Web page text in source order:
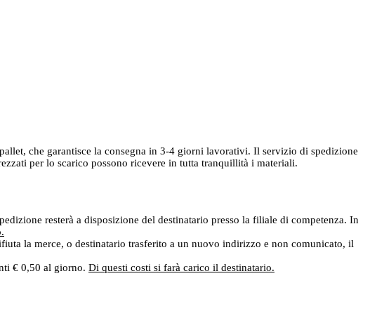
che garantisce la consegna in 3-4 giorni lavorativi. Il servizio di spedizione
per lo scarico possono ricevere in tutta tranquillità i materiali.
resterà a disposizione del destinatario presso la filiale di competenza. In
la merce, o destinatario trasferito a un nuovo indirizzo e non comunicato, il
€ 0,50 al giorno. Di questi costi si farà carico il destinatario.